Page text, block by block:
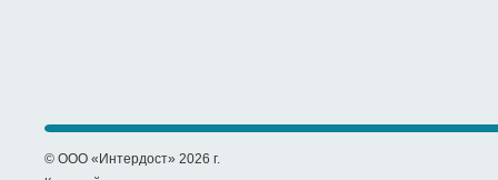
© ООО «Интердост» 2026 г.